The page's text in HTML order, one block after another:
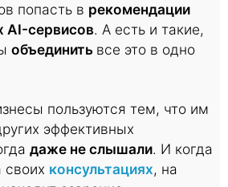
попасть в рекомендации
AI-сервисов. А есть и такие,
объединить все это в одно
пользуются тем, что им
эффективных
даже не слышали. И когда
своих консультациях, на